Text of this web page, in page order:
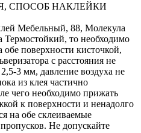
СПОСОБ НАКЛЕЙКИ
Мебельный, 88, Молекула
то необходимо
поверхности кисточкой,
с расстояния не
3 мм, давление воздуха не
из клея частично
чего необходимо прижать
к поверхности и ненадолго
на обе склеиваемые
Не допускайте